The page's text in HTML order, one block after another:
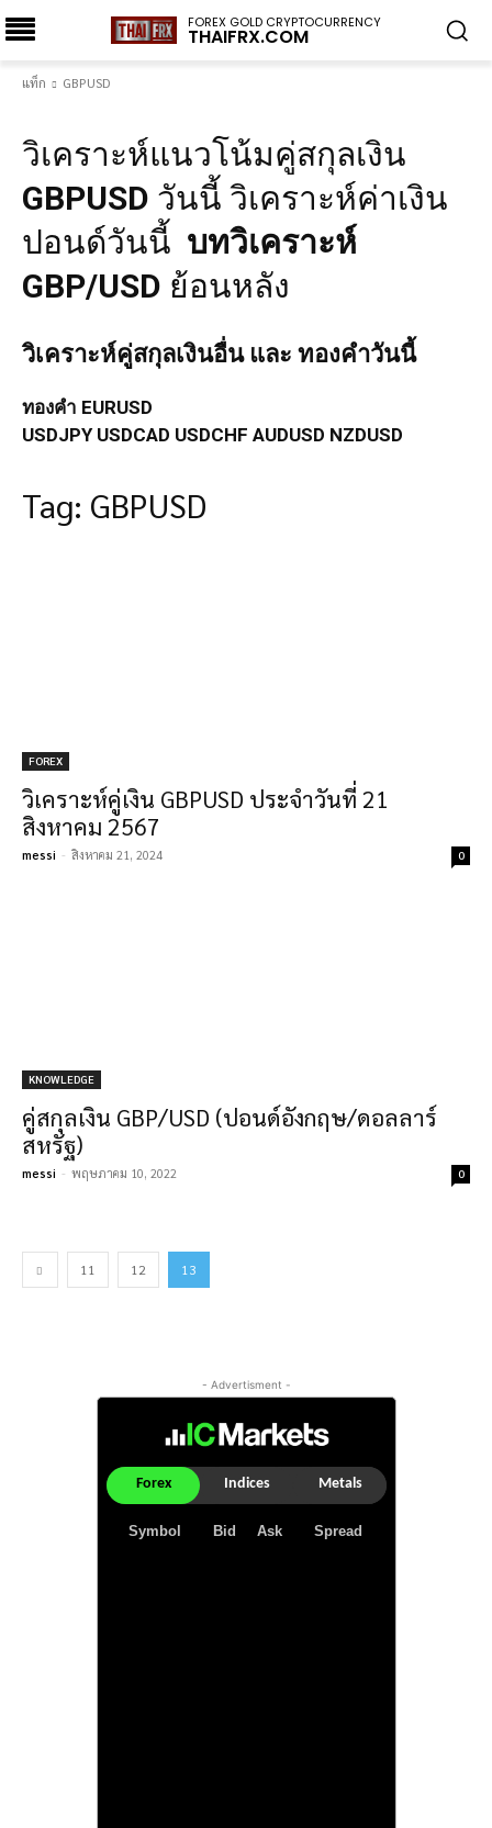
FOREX GOLD CRYPTOCURRENCY
THAIFRX.COM
แท็ก GBPUSD
วิเคราะห์แนวโน้มคู่สกุลเงิน
GBPUSD วันนี้ วิเคราะห์ค่าเงิน
ปอนด์วันนี้ บทวิเคราะห์
GBP/USD ย้อนหลัง
วิเคราะห์คู่สกุลเงินอื่น และ ทองคำวันนี้
ทองคำ EURUSD
USDJPY USDCAD USDCHF AUDUSD NZDUSD
Tag: GBPUSD
FOREX
วิเคราะห์คู่เงิน GBPUSD ประจำวันที่ 21
สิงหาคม 2567
messi - สิงหาคม 21, 2024 0
KNOWLEDGE
คู่สกุลเงิน GBP/USD (ปอนด์อังกฤษ/ดอลลาร์
สหรัฐ)
messi - พฤษภาคม 10, 2022 0
11 12 13
- Advertisment -